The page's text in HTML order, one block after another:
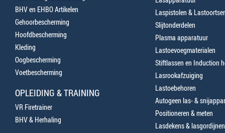
BHV en EHBO Artikelen
Gehoorbescherming
Hoofdbescherming
Kleding
Oogbescherming
Voetbescherming
OPLEIDING & TRAINING
VR Firetrainer
BHV & Herhaling
Laspistolen &
Slijtonderdelen
Plasma apparatuur
Lastoevoegmaterialen
Stiftlassen en Induction
Lasrookafzuiging
Lastoebehoren
Autogeen las- &
Positioneren & meten
Lasdekens & lasgordijnen